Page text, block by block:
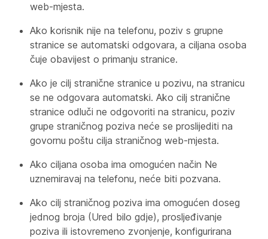
web-mjesta.
Ako korisnik nije na telefonu, poziv s grupne
stranice se automatski odgovara, a ciljana osoba
čuje obavijest o primanju stranice.
Ako je cilj stranične stranice u pozivu, na stranicu
se ne odgovara automatski. Ako cilj stranične
stranice odluči ne odgovoriti na stranicu, poziv
grupe straničnog poziva neće se proslijediti na
govornu poštu cilja straničnog web-mjesta.
Ako ciljana osoba ima omogućen način Ne
uznemiravaj na telefonu, neće biti pozvana.
Ako cilj straničnog poziva ima omogućen doseg
jednog broja (Ured bilo gdje), prosljeđivanje
poziva ili istovremeno zvonjenje, konfigurirana